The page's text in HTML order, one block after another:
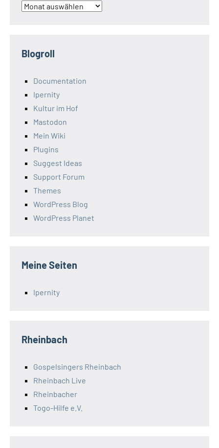
Archiv
Blogroll
Documentation
Ipernity
Kultur im Hof
Mastodon
Mein Wiki
Plugins
Suggest Ideas
Support Forum
Themes
WordPress Blog
WordPress Planet
Meine Seiten
Ipernity
Rheinbach
Gospelsingers Rheinbach
Rheinbach Live
Rheinbacher
Togo-Hilfe e.V.